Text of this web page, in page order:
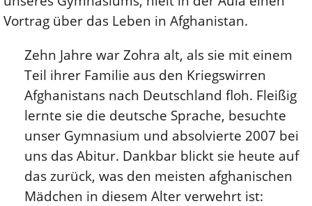
Vortrag über das Leben in Afghanistan.
Zehn Jahre war Zohra alt, als sie mit einem
Teil ihrer Familie aus den Kriegswirren
Afghanistans nach Deutschland floh. Fleißig
lernte sie die deutsche Sprache, besuchte
unser Gymnasium und absolvierte 2007 bei
uns das Abitur. Dankbar blickt sie heute auf
das zurück, was den meisten afghanischen
Mädchen in diesem Alter verwehrt ist: